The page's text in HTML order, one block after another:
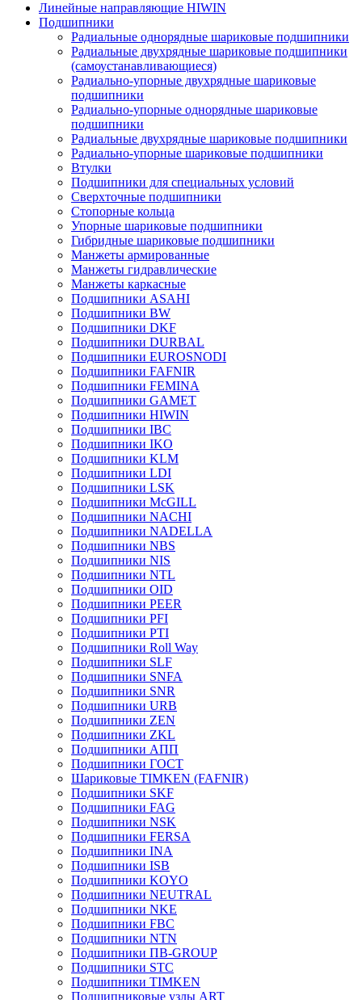
Линейные направляющие HIWIN
Подшипники
Радиальные однорядные шариковые подшипники
Радиальные двухрядные шариковые подшипники
(самоустанавливающиеся)
Радиально-упорные двухрядные шариковые
подшипники
Радиально-упорные однорядные шариковые
подшипники
Радиальные двухрядные шариковые подшипники
Радиально-упорные шариковые подшипники
Втулки
Подшипники для специальных условий
Сверхточные подшипники
Стопорные кольца
Упорные шариковые подшипники
Гибридные шариковые подшипники
Манжеты армированные
Манжеты гидравлические
Манжеты каркасные
Подшипники ASAHI
Подшипники BW
Подшипники DKF
Подшипники DURBAL
Подшипники EUROSNODI
Подшипники FAFNIR
Подшипники FEMINA
Подшипники GAMET
Подшипники HIWIN
Подшипники IBC
Подшипники IKO
Подшипники KLM
Подшипники LDI
Подшипники LSK
Подшипники McGILL
Подшипники NACHI
Подшипники NADELLA
Подшипники NBS
Подшипники NIS
Подшипники NTL
Подшипники OID
Подшипники PEER
Подшипники PFI
Подшипники PTI
Подшипники Roll Way
Подшипники SLF
Подшипники SNFA
Подшипники SNR
Подшипники URB
Подшипники ZEN
Подшипники ZKL
Подшипники АПП
Подшипники ГОСТ
Шариковые ТІMKEN (FAFNIR)
Подшипники SKF
Подшипники FAG
Подшипники NSK
Подшипники FERSA
Подшипники INA
Подшипники ISB
Подшипники KOYO
Подшипники NEUTRAL
Подшипники NKE
Подшипники FBC
Подшипники NTN
Подшипники ПВ-GROUP
Подшипники STC
Подшипники TIMKEN
Подшипниковые узлы ART